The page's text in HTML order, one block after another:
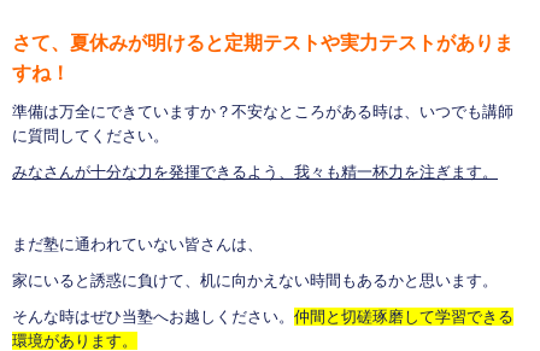
さて、夏休みが明けると定期テストや実力テストがありま
すね！
準備は万全にできていますか？不安なところがある時は、いつでも講師
に質問してください。
みなさんが十分な力を発揮できるよう、我々も精一杯力を注ぎます。
まだ塾に通われていない皆さんは、
家にいると誘惑に負けて、机に向かえない時間もあるかと思います。
そんな時はぜひ当塾へお越しください。 仲間と切磋琢磨して学習できる
環境があります。